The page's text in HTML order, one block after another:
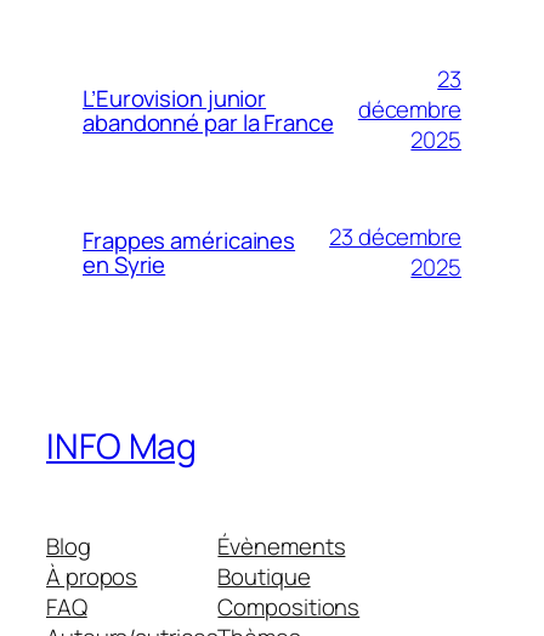
L’Eurovision junior
abandonné par la France
23
décembre
2025
Frappes américaines
en Syrie
23 décembre
2025
INFO Mag
Blog
À propos
FAQ
Évènements
Boutique
Compositions